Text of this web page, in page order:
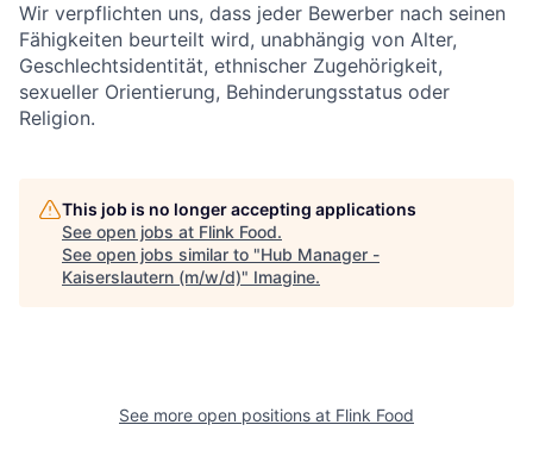
Wir verpflichten uns, dass jeder Bewerber nach seinen
Fähigkeiten beurteilt wird, unabhängig von Alter,
Geschlechtsidentität, ethnischer Zugehörigkeit,
sexueller Orientierung, Behinderungsstatus oder
Religion.
This job is no longer accepting applications
See open jobs at Flink Food.
See open jobs similar to "Hub Manager -
Kaiserslautern (m/w/d)" Imagine.
See more open positions at Flink Food